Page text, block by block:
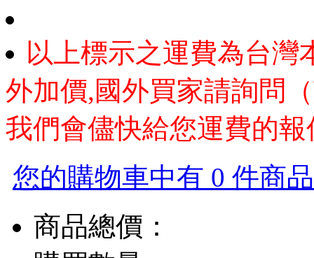
以上標示之運費為台灣
外加價,國外買家請詢問
我們會儘快給您運費的報
您的購物車中有 0 件商
商品總價：